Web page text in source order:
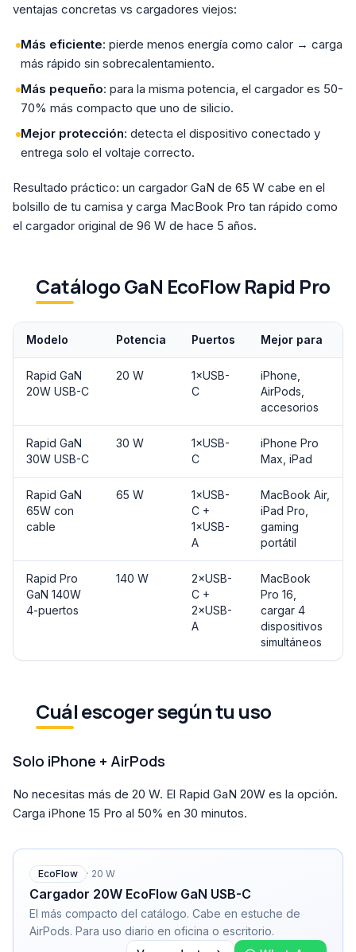
ventajas concretas vs cargadores viejos:
Más eficiente: pierde menos energía como calor → carga
más rápido sin sobrecalentamiento.
Más pequeño: para la misma potencia, el cargador es 50-
70% más compacto que uno de silicio.
Mejor protección: detecta el dispositivo conectado y
entrega solo el voltaje correcto.
Resultado práctico: un cargador GaN de 65 W cabe en el
bolsillo de tu camisa y carga MacBook Pro tan rápido como
el cargador original de 96 W de hace 5 años.
Catálogo GaN EcoFlow Rapid Pro
Modelo Potencia Puertos Mejor para
Rapid GaN
20W USB-C
20 W
1×USB-
C
iPhone,
AirPods,
accesorios
Rapid GaN
30W USB-C
30 W
1×USB-
C
iPhone Pro
Max, iPad
Rapid GaN
65W con
cable
65 W
1×USB-
C +
1×USB-
A
MacBook Air,
iPad Pro,
gaming
portátil
Rapid Pro
GaN 140W
4-puertos
140 W
2×USB-
C +
2×USB-
A
MacBook
Pro 16,
cargar 4
dispositivos
simultáneos
Cuál escoger según tu uso
Solo iPhone + AirPods
No necesitas más de 20 W. El Rapid GaN 20W es la opción.
Carga iPhone 15 Pro al 50% en 30 minutos.
EcoFlow · 20 W
Cargador 20W EcoFlow GaN USB-C
El más compacto del catálogo. Cabe en estuche de
AirPods. Para uso diario en oficina o escritorio.